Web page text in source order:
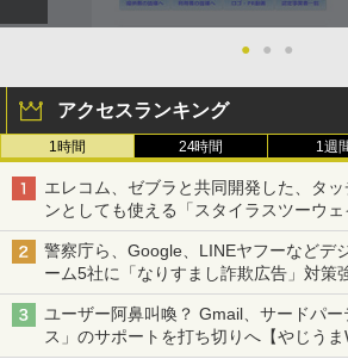
● ● ●
アクセスランキング
1時間 24時間 1週
エレコム、ゼブラと共同開発した、タ
ンとしても使える「スタイラスツーウ
も、持ち替えずに書き込める
警察庁ら、Google、LINEヤフーなどデ
ーム5社に「なりすまし詐欺広告」対策
真や映像を使った投資詐欺などへの対策
ユーザー阿鼻叫喚？ Gmail、サードパ
ス」のサポートを打ち切りへ【やじうま